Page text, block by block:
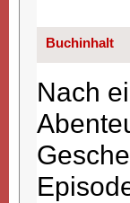
Buchinhalt
Nach